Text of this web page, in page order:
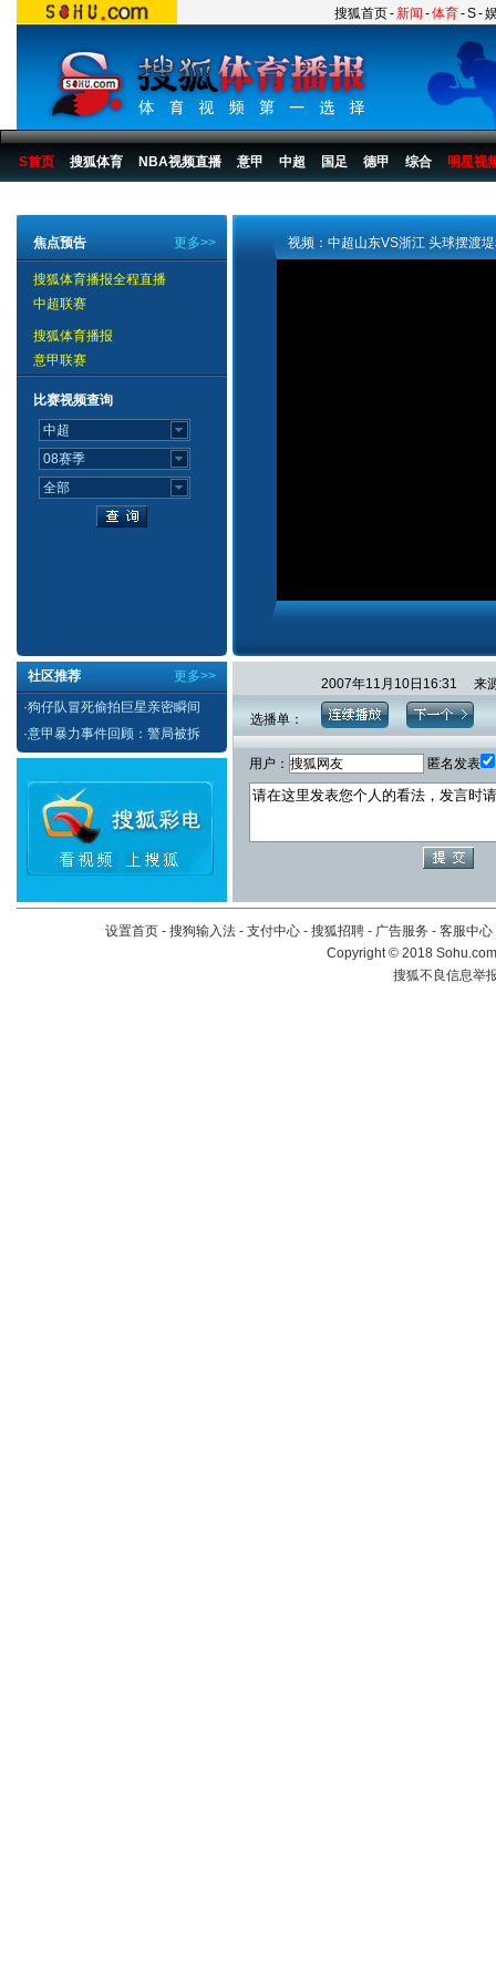
搜狐首页-新闻 -体育-S-
S首页 搜狐体育 NBA视频直播 意甲 中超 国足 德甲 综合 明星视
更多>>
焦点预告
搜狐体育播报全程直播
中超联赛
搜狐体育播报
意甲联赛
比赛视频查询
更多>>
社区推荐
·狗仔队冒死偷拍巨星亲密瞬间
·意甲暴力事件回顾：警局被拆
视频：中超山东VS浙江 头球摆渡
2007年11月10日16:31 来
选播单：
用户： 匿名发表
设置首页 - 搜狗输入法 - 支付中心 - 搜狐招聘 - 广告服务 - 客服中心
Copyright©2018
搜狐不良信息举